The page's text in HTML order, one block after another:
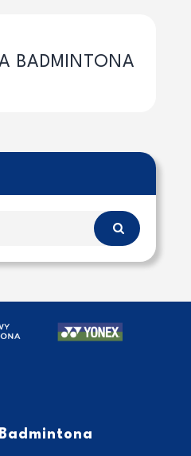
BADMINTONA